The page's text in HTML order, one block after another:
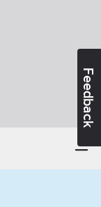
Feedback